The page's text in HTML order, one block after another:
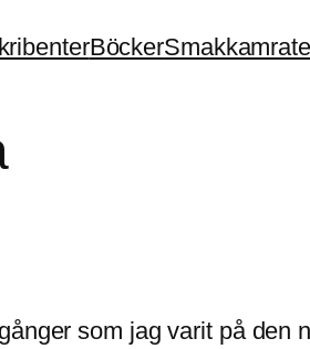
Böcker
som jag varit på den